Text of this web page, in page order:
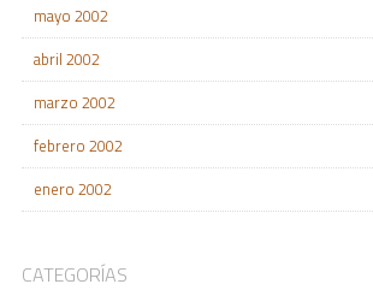
mayo 2002
abril 2002
marzo 2002
febrero 2002
enero 2002
CATEGORÍAS